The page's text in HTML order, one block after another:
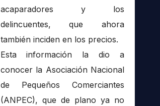
acaparadores y los
delincuentes, que ahora
también inciden en los precios.
Esta información la dio a
conocer la Asociación Nacional
de Pequeños Comerciantes
(ANPEC), que de plano ya no